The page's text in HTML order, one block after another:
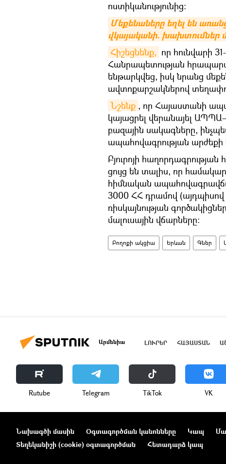
ոստիկանությունից։
Մեքենաները եղել են
վկայականի. խախտումներ
Հիշեցնենք, որ հունվարի
Հանրապետության
ենթարկվեց, իսկ նրանց
ավտոքարշակներով
Նշենք , որ Հայաստանի
կայացրել վերանայել
բազային սակագները,
ապահովագրության
Բյուրոյի
ցույց են տալիս, որ
հիմնական
3000 ՀՀ դրամով
ռիսկայնության
մալուսային վճարները։
Բողոքի ակցիա Երևան Գներ
Արմենիա ԼՈՒՐԵՐ ՀԱՅԱՍՏԱՆ
Rutube Telegram ТikТоk VK
Նախագծի մասին Օգտագործման կանոնները Կապ
Տեղեկանիշի (cookie) օգտագործման
Հետադարձ կապ